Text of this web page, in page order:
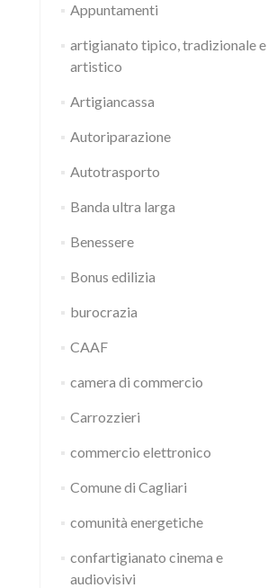
Appuntamenti
artigianato tipico, tradizionale e
artistico
Artigiancassa
Autoriparazione
Autotrasporto
Banda ultra larga
Benessere
Bonus edilizia
burocrazia
CAAF
camera di commercio
Carrozzieri
commercio elettronico
Comune di Cagliari
comunità energetiche
confartigianato cinema e
audiovisivi